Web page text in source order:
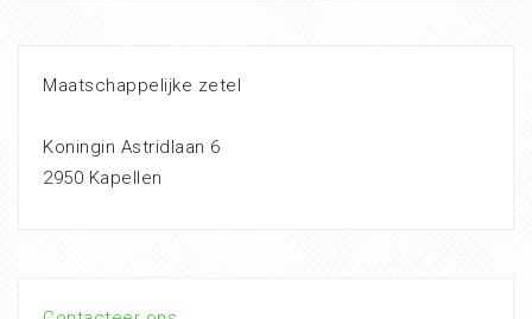
Maatschappelijke zetel
Koningin Astridlaan 6
2950 Kapellen